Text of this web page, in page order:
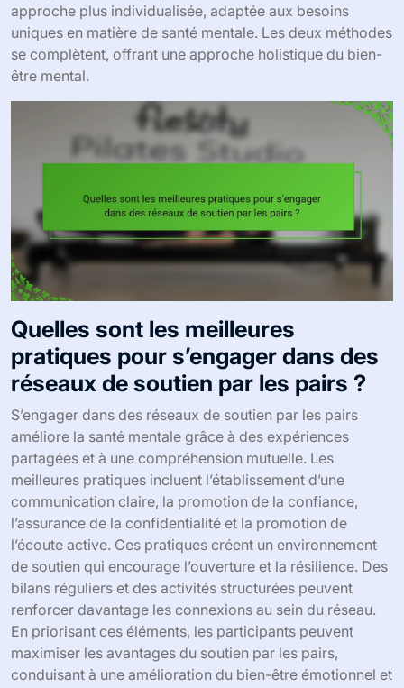
approche plus individualisée, adaptée aux besoins
uniques en matière de santé mentale. Les deux méthodes
se complètent, offrant une approche holistique du bien-
être mental.
Quelles sont les meilleures
pratiques pour s’engager dans des
réseaux de soutien par les pairs ?
S’engager dans des réseaux de soutien par les pairs
améliore la santé mentale grâce à des expériences
partagées et à une compréhension mutuelle. Les
meilleures pratiques incluent l’établissement d’une
communication claire, la promotion de la confiance,
l’assurance de la confidentialité et la promotion de
l’écoute active. Ces pratiques créent un environnement
de soutien qui encourage l’ouverture et la résilience. Des
bilans réguliers et des activités structurées peuvent
renforcer davantage les connexions au sein du réseau.
En priorisant ces éléments, les participants peuvent
maximiser les avantages du soutien par les pairs,
conduisant à une amélioration du bien-être émotionnel et